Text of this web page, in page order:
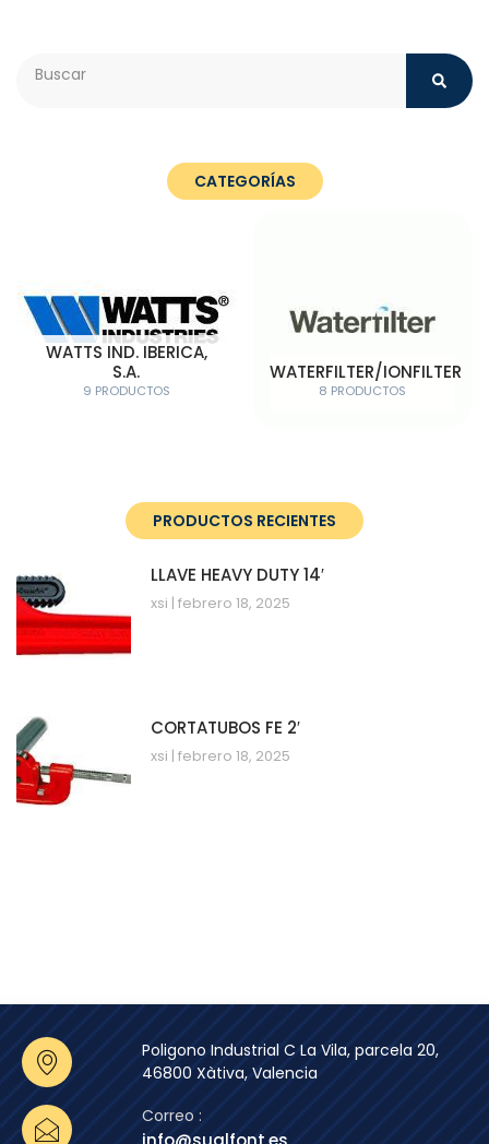
CATEGORÍAS
WATTS IND. IBERICA,
S.A.
9 PRODUCTOS
WATERFILTER/IONFILTER
8 PRODUCTOS
PRODUCTOS RECIENTES
LLAVE HEAVY DUTY 14′
xsi febrero 18, 2025
CORTATUBOS FE 2′
xsi febrero 18, 2025
Poligono Industrial C La Vila, parcela 20,
46800 Xàtiva, Valencia
Correo :